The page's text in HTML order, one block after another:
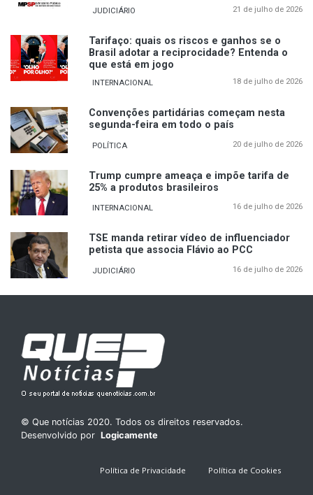
JUDICIÁRIO 21 de julho de 2026
Tarifaço: quais os riscos e ganhos se o
Brasil adotar a reciprocidade? Entenda o
que está em jogo
INTERNACIONAL 18 de julho de 2026
Convenções partidárias começam nesta
segunda-feira em todo o país
POLÍTICA 20 de julho de 2026
Trump cumpre ameaça e impõe tarifa de
25% a produtos brasileiros
INTERNACIONAL 16 de julho de 2026
TSE manda retirar vídeo de influenciador
petista que associa Flávio ao PCC
JUDICIÁRIO 16 de julho de 2026
© Que notícias 2020. Todos os direitos reservados.
Desenvolvido por Logicamente
Política de Privacidade Política de Cookies